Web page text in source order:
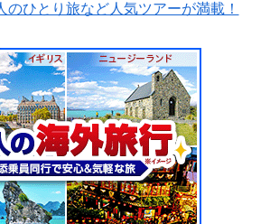
ひとり旅など人気ツアーが満載！